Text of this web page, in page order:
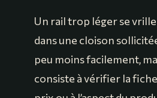
Un rail trop léger se
dans une cloison
peu moins facilement,
consiste à vérifier la